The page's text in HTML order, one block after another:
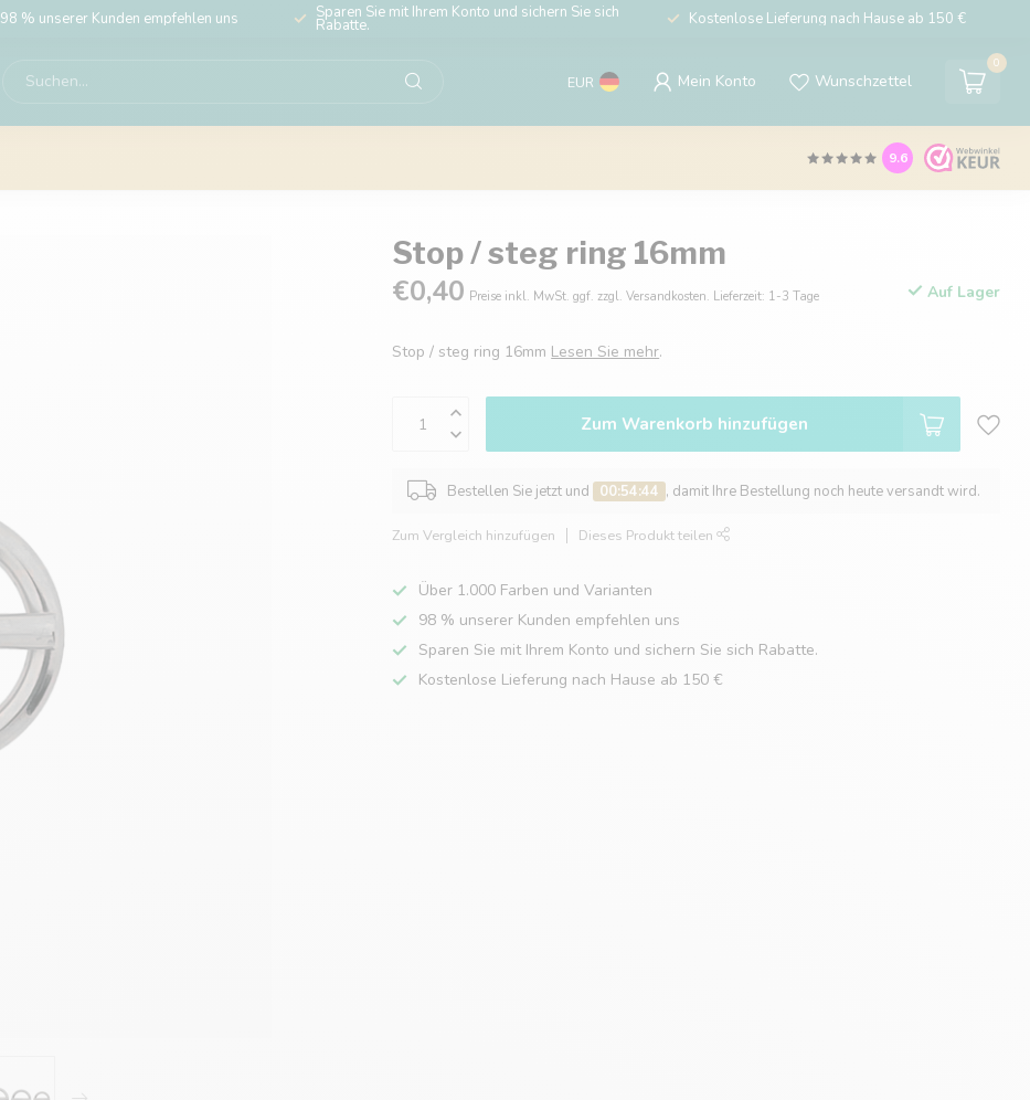
98 % unserer Kunden empfehlen uns Sparen Sie mit Ihrem Konto und sichern Sie sich
Rabatte. Kostenlose Lieferung nach Hause ab 150 €
EUR Mein Konto Wunschzettel
0
9.6
Stop / steg ring 16mm
€0,40 Preise inkl. MwSt. ggf. zzgl. Versandkosten. Lieferzeit: 1-3 Tage Auf Lager
Stop / steg ring 16mm Lesen Sie mehr.
Zum Warenkorb hinzufügen
Bestellen Sie jetzt und 00:54:43 , damit Ihre Bestellung noch heute versandt wird.
Zum Vergleich hinzufügen Dieses Produkt teilen
Über 1.000 Farben und Varianten
98 % unserer Kunden empfehlen uns
Sparen Sie mit Ihrem Konto und sichern Sie sich Rabatte.
Kostenlose Lieferung nach Hause ab 150 €